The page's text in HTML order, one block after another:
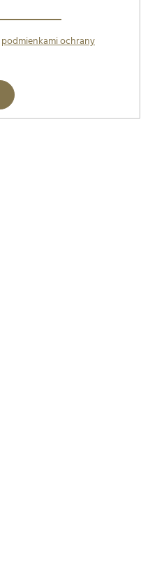
podmienkami ochrany